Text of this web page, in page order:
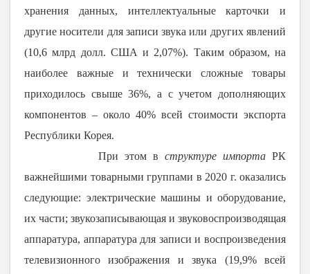
хранения данных, интеллектуальные карточки и
другие носители для записи звука или других явлений
(10,6 млрд долл. США и 2,07%). Таким образом, на
наиболее важные и технически сложные товары
приходилось свыше 36%, а с учетом дополняющих
компонентов – около 40% всей стоимости экспорта
Республики Корея.
При этом вструктуре импорта РК
важнейшими товарными группами в 2020 г. оказались
следующие: электрические машины и оборудование,
их части; звукозаписывающая и звуковоспроизводящая
аппаратура, аппаратура для записи и воспроизведения
телевизионного изображения и звука (19,9% всей